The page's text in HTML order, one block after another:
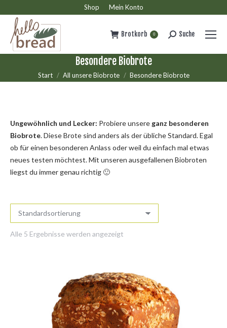
Shop Mein Konto
Brotkorb 0 Search:
Suche
Besondere Biobrote
Sie befinden sich hier:
Start All unsere Biobrote Besondere Biobrote
Ungewöhnlich und Lecker: Probiere unsere ganz besonderen
Biobrote. Diese Brote sind anders als der übliche Standard. Egal
ob für einen besonderen Anlass oder weil du einfach mal etwas
neues testen möchtest. Mit unseren ausgefallenen Biobroten
liegst du immer genau richtig 🙂
Alle 5 Ergebnisse werden angezeigt